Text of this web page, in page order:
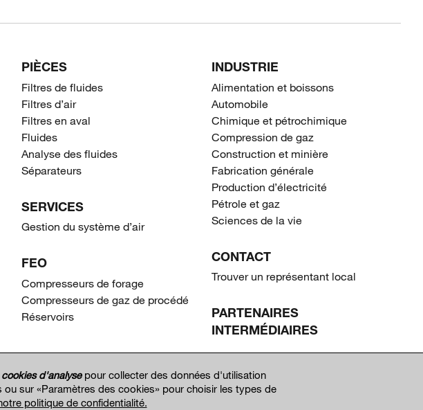
PIÈCES
Filtres de fluides
Filtres d’air
Filtres en aval
Fluides
Analyse des fluides
Séparateurs
SERVICES
Gestion du système d’air
FEO
Compresseurs de forage
Compresseurs de gaz de procédé
Réservoirs
INDUSTRIE
Alimentation et boissons
Automobile
Chimique et pétrochimique
Compression de gaz
Construction et minière
Fabrication générale
Production d’électricité
Pétrole et gaz
Sciences de la vie
CONTACT
Trouver un représentant local
PARTENAIRES
INTERMÉDIAIRES
cookies d'analysepour collecter des données d'utilisation
sur «Paramètres des cookies» pour choisir les types de
politique de confidentialité.